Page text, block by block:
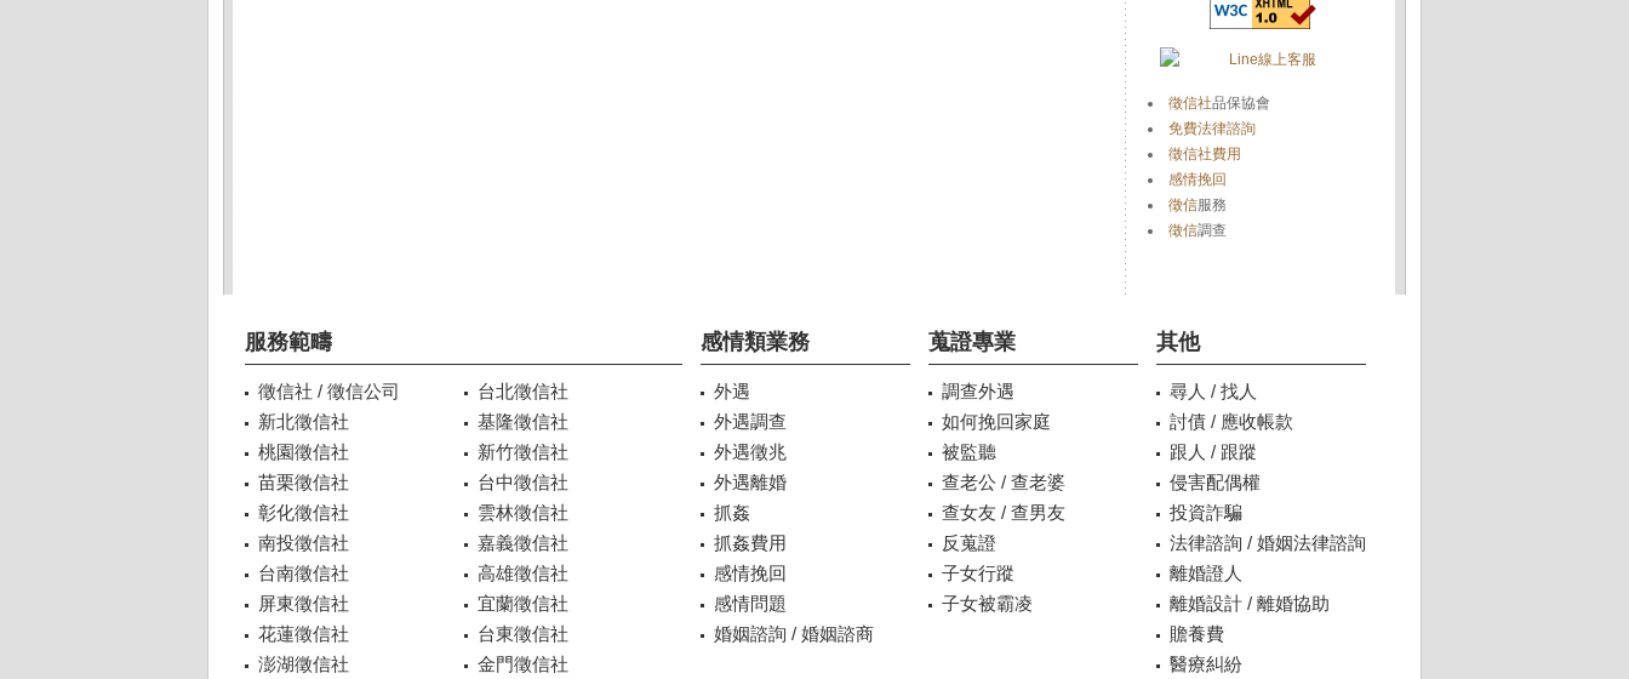
徵信社品保協會
免費法律諮詢
徵信社費用
感情挽回
徵信服務
徵信調查
服務範疇
徵信社 / 徵信公司
台北徵信社
新北徵信社
基隆徵信社
桃園徵信社
新竹徵信社
苗栗徵信社
台中徵信社
彰化徵信社
雲林徵信社
南投徵信社
嘉義徵信社
台南徵信社
高雄徵信社
屏東徵信社
宜蘭徵信社
花蓮徵信社
台東徵信社
澎湖徵信社
金門徵信社
感情類業務
外遇
外遇調查
外遇徵兆
外遇離婚
抓姦
抓姦費用
感情挽回
感情問題
婚姻諮詢 / 婚姻諮商
蒐證專業
調查外遇
如何挽回家庭
被監聽
查老公 / 查老婆
查女友 / 查男友
反蒐證
子女行蹤
子女被霸凌
其他
尋人 / 找人
討債 / 應收帳款
跟人 / 跟蹤
侵害配偶權
投資詐騙
法律諮詢 / 婚姻法律諮詢
離婚證人
離婚設計 / 離婚協助
贍養費
醫療糾紛